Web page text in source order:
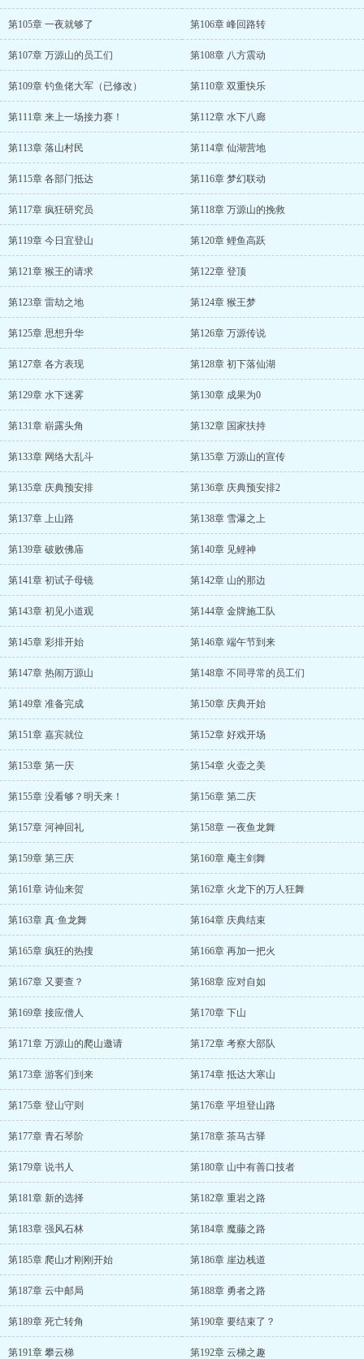
第105章 一夜就够了 第106章 峰回路转
第107章 万源山的员工们 第108章 八方震动
第109章 钓鱼佬大军（已修改） 第110章 双重快乐
第111章 来上一场接力赛！ 第112章 水下八廊
第113章 落山村民 第114章 仙湖营地
第115章 各部门抵达 第116章 梦幻联动
第117章 疯狂研究员 第118章 万源山的挽救
第119章 今日宜登山 第120章 鲤鱼高跃
第121章 猴王的请求 第122章 登顶
第123章 雷劫之地 第124章 猴王梦
第125章 思想升华 第126章 万源传说
第127章 各方表现 第128章 初下落仙湖
第129章 水下迷雾 第130章 成果为0
第131章 崭露头角 第132章 国家扶持
第133章 网络大乱斗 第135章 万源山的宣传
第135章 庆典预安排 第136章 庆典预安排2
第137章 上山路 第138章 雪瀑之上
第139章 破败佛庙 第140章 见鲤神
第141章 初试子母镜 第142章 山的那边
第143章 初见小道观 第144章 金牌施工队
第145章 彩排开始 第146章 端午节到来
第147章 热闹万源山 第148章 不同寻常的员工们
第149章 准备完成 第150章 庆典开始
第151章 嘉宾就位 第152章 好戏开场
第153章 第一庆 第154章 火壶之美
第155章 没看够？明天来！ 第156章 第二庆
第157章 河神回礼 第158章 一夜鱼龙舞
第159章 第三庆 第160章 庵主剑舞
第161章 诗仙来贺 第162章 火龙下的万人狂舞
第163章 真·鱼龙舞 第164章 庆典结束
第165章 疯狂的热搜 第166章 再加一把火
第167章 又要查？ 第168章 应对自如
第169章 接应僧人 第170章 下山
第171章 万源山的爬山邀请 第172章 考察大部队
第173章 游客们到来 第174章 抵达大寒山
第175章 登山守则 第176章 平坦登山路
第177章 青石琴阶 第178章 茶马古驿
第179章 说书人 第180章 山中有善口技者
第181章 新的选择 第182章 重岩之路
第183章 强风石林 第184章 魔藤之路
第185章 爬山才刚刚开始 第186章 崖边栈道
第187章 云中邮局 第188章 勇者之路
第189章 死亡转角 第190章 要结束了？
第191章 攀云梯 第192章 云梯之趣